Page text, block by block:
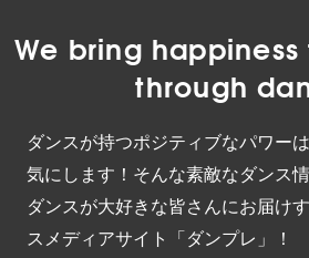
We bring
through
ダンスが持つポジティブなパワー
気にします！そんな素敵なダンス情
ダンスが大好きな皆さんにお届け
スメディアサイト「ダンプレ」！